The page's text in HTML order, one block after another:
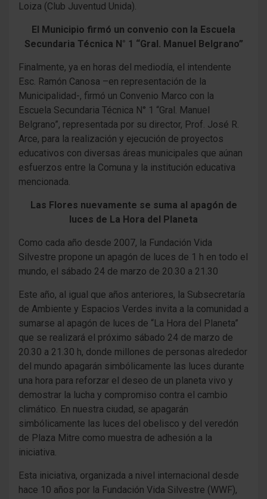
Loiza (Club Juventud Unida).
El Municipio firmó un convenio con la Escuela
Secundaria Técnica N° 1 “Gral. Manuel Belgrano”
Finalmente, ya en horas del mediodía, el intendente
Esc. Ramón Canosa –en representación de la
Municipalidad-, firmó un Convenio Marco con la
Escuela Secundaria Técnica N° 1 “Gral. Manuel
Belgrano”, representada por su director, Prof. José R.
Arce, para la realización y ejecución de proyectos
educativos con diversas áreas municipales que aúnan
esfuerzos entre la Comuna y la institución educativa
mencionada.
Las Flores nuevamente se suma al apagón de
luces de La Hora del Planeta
Como cada año desde 2007, la Fundación Vida
Silvestre propone un apagón de luces de 1 h en todo el
mundo, el sábado 24 de marzo de 20.30 a 21.30
Este año, al igual que años anteriores, la Subsecretaría
de Ambiente y Espacios Verdes invita a la comunidad a
sumarse al apagón de luces de “La Hora del Planeta”
que se realizará el próximo sábado 24 de marzo de
20.30 a 21.30 h, donde millones de personas alrededor
del mundo apagarán simbólicamente las luces durante
una hora para reforzar el deseo de un planeta vivo y
demostrar la lucha y compromiso contra el cambio
climático. En nuestra ciudad, se apagarán
simbólicamente las luces del obelisco y del veredón
de Plaza Mitre como muestra de adhesión a la
iniciativa.
Esta iniciativa, organizada a nivel internacional desde
hace 10 años por la Fundación Vida Silvestre (WWF),